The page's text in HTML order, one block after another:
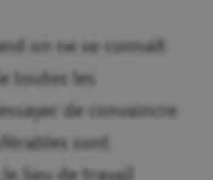
on ne se connaît
toutes les
de convaincre
sont